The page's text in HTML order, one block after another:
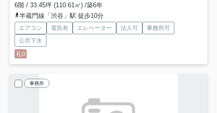
6階 / 33.45坪 (110.61㎡) /築6年
半蔵門線「渋谷」駅 徒歩10分
エアコン 電気有 エレベーター 法人可
事務所可
公共下水
礼0
事務所